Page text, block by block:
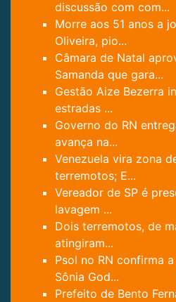
discussão com com...
Morre aos 51 anos a
Oliveira, pio...
Câmara de Natal
Samanda que gara...
Gestão Aize Bezerra
estradas ...
Governo do RN
avança na...
Venezuela vira zona
terremotos; E...
Vereador de SP é
lavagem ...
Dois terremotos, de
atingiram...
Psol no RN confirma
Sônia God...
Prefeito de Bento